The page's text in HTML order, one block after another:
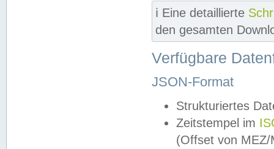
ℹ️ Eine detaillierte
den gesamten
Verfügbare
JSON-Format
Strukturiertes
Zeitstempel im
(Offset von MEZ/